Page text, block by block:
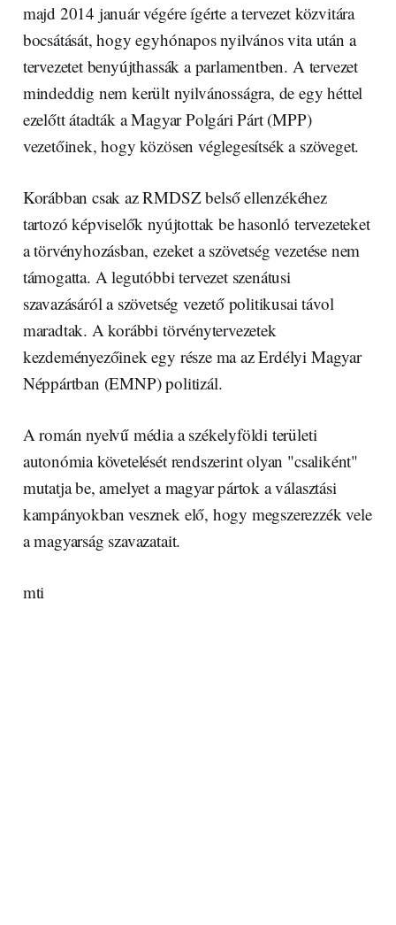
majd 2014 január végére ígérte a tervezet közvitára
bocsátását, hogy egyhónapos nyilvános vita után a
tervezetet benyújthassák a parlamentben. A tervezet
mindeddig nem került nyilvánosságra, de egy héttel
ezelőtt átadták a Magyar Polgári Párt (MPP)
vezetőinek, hogy közösen véglegesítsék a szöveget.
Korábban csak az RMDSZ belső ellenzékéhez
tartozó képviselők nyújtottak be hasonló tervezeteket
a törvényhozásban, ezeket a szövetség vezetése nem
támogatta. A legutóbbi tervezet szenátusi
szavazásáról a szövetség vezető politikusai távol
maradtak. A korábbi törvénytervezetek
kezdeményezőinek egy része ma az Erdélyi Magyar
Néppártban (EMNP) politizál.
A román nyelvű média a székelyföldi területi
autonómia követelését rendszerint olyan "csaliként"
mutatja be, amelyet a magyar pártok a választási
kampányokban vesznek elő, hogy megszerezzék vele
a magyarság szavazatait.
mti